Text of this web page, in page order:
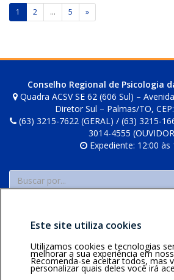
v
a
s
Paginação
posts
1 2 … 5 »
Conselho Regional de Psicologia
Quadra ACSV SE 62 (606 Sul) –
Diretor Sul – Palmas/TO,
(63) 3215-7622 (GERAL) / (63) 3215-
3014-4555
Expediente: 12:00 às
Buscar
Área restritaPolítica de
privacidade
Personalização
Este site utiliza cookies
Utilizamos cookies e tecnologias
melhorar a sua experiência em
Recomenda-se aceitar todos, mas
personalizar quais deles você irá